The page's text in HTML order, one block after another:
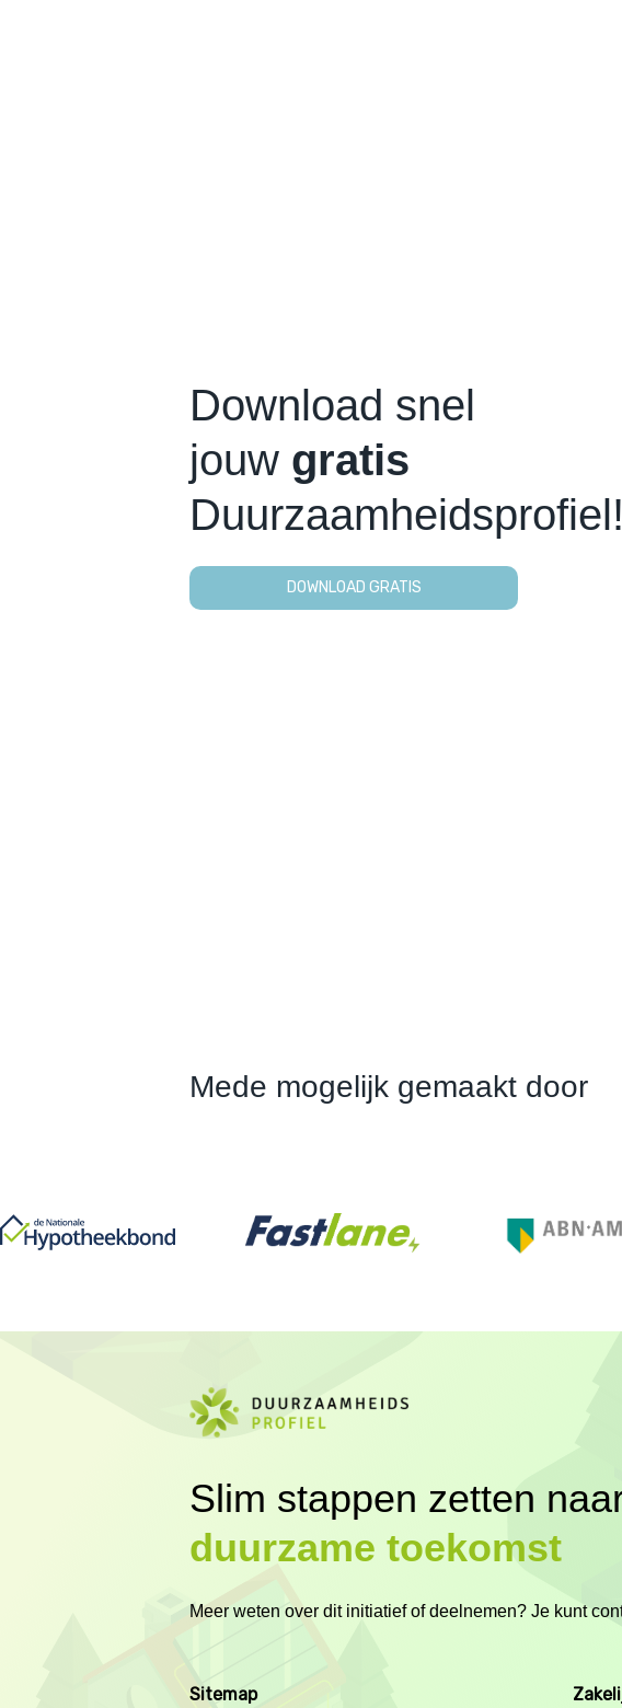
Download snel
jouw gratis
Duurzaamheidsprofiel!
DOWNLOAD GRATIS
Mede mogelijk gemaakt door
Slim stappen zetten
duurzame toekomst
Meer weten over dit initiatief of deelnemen? Je kunt
Sitemap